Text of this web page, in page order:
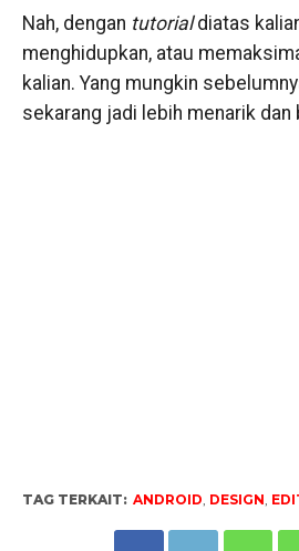
Nah, dengan tutorialdiatas
menghidupkan, atau
kalian. Yang mungkin
sekarang jadi lebih menarik dan
TAG TERKAIT: ANDROID, DESIGN,